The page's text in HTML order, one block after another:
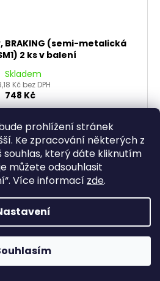
prohlížení stránek
Ke zpracování některých z
který dáte kliknutím
můžete odsouhlasit
“. Více informací zde.
(semi-metalická
2 ks v balení
Skladem
Kč bez DPH
748 Kč
DO KOŠÍKU
brzdařiny. Směs SM1 -
offroad a skútrová směs,
OEM destiček